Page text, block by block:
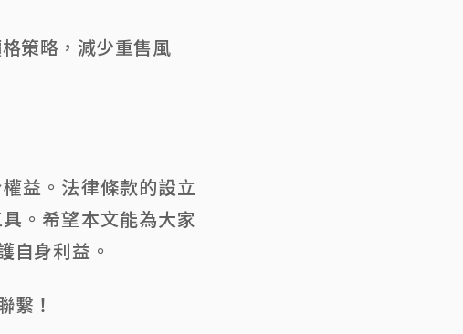
策略，減少重售風
益。法律條款的設立
。希望本文能為大家
自身利益。
繫！